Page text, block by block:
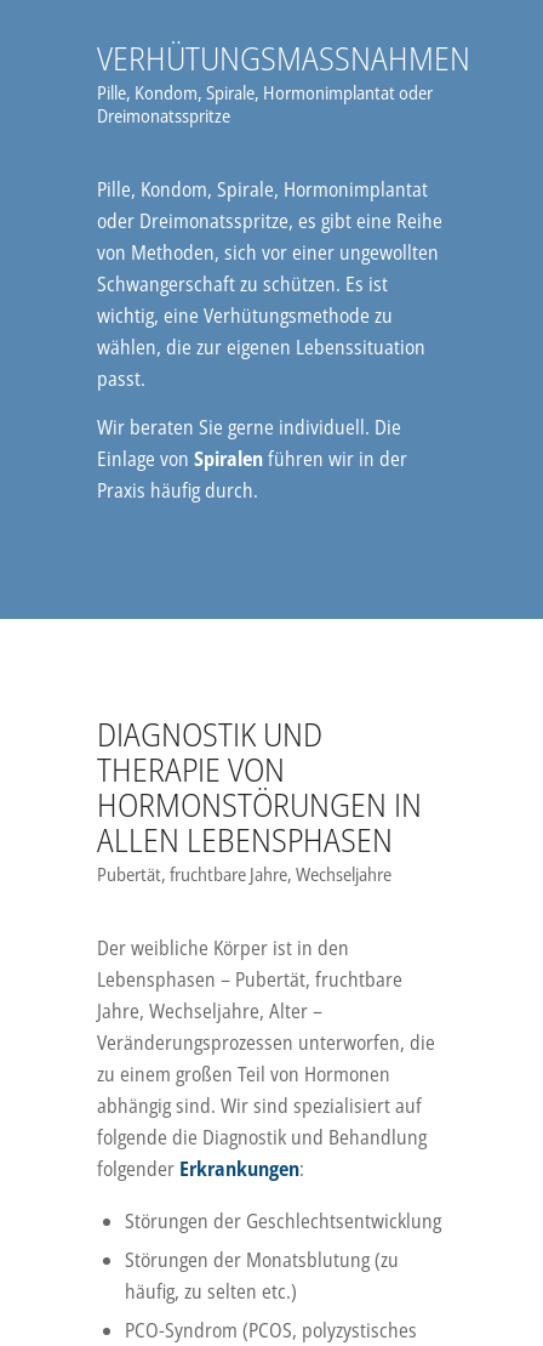
VERHÜTUNGSMASSNAHMEN
Pille, Kondom, Spirale, Hormonimplantat oder
Dreimonatsspritze
Pille, Kondom, Spirale, Hormonimplantat
oder Dreimonatsspritze, es gibt eine Reihe
von Methoden, sich vor einer ungewollten
Schwangerschaft zu schützen. Es ist
wichtig, eine Verhütungsmethode zu
wählen, die zur eigenen Lebenssituation
passt.
Wir beraten Sie gerne individuell. Die
Einlage von Spiralenführen wir in der
Praxis häufig durch.
DIAGNOSTIK UND
THERAPIE VON
HORMONSTÖRUNGEN IN
ALLEN LEBENSPHASEN
Pubertät, fruchtbare Jahre, Wechseljahre
Der weibliche Körper ist in den
Lebensphasen – Pubertät, fruchtbare
Jahre, Wechseljahre, Alter –
Veränderungsprozessen unterworfen, die
zu einem großen Teil von Hormonen
abhängig sind. Wir sind spezialisiert auf
folgende die Diagnostik und Behandlung
folgender Erkrankungen:
Störungen der Geschlechtsentwicklung
Störungen der Monatsblutung (zu
häufig, zu selten etc.)
PCO-Syndrom (PCOS, polyzystisches